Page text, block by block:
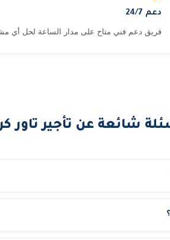
دعم 24/7
فريق دعم فني متاح على مدار الساعة لحل أي
شائعة عن تأجير تاور
في حالة أي عطل فني. تعويض عن ساعات